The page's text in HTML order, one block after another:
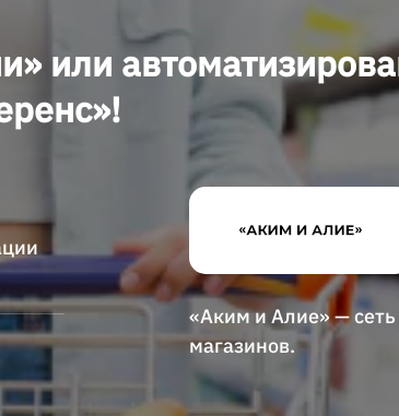
или
«Аким и Алие» —
магазинов.